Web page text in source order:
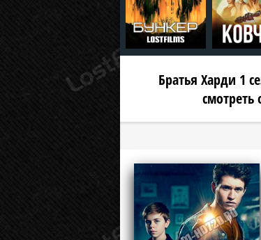
Братья Харди 1
смотреть